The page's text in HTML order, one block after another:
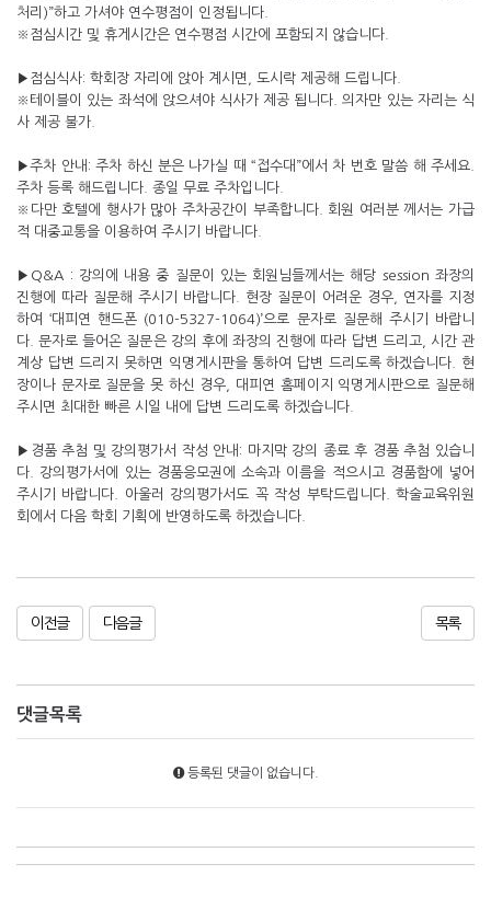
처리)”하고 가셔야 연수평점이 인정됩니다.
※점심시간 및 휴게시간은 연수평점 시간에 포함되지 않습니다.
▶점심식사: 학회장 자리에 앉아 계시면, 도시락 제공해 드립니다.
※테이블이 있는 좌석에 앉으셔야 식사가 제공 됩니다. 의자만 있는 자리는 식
사 제공 불가.
▶주차 안내: 주차 하신 분은 나가실 때 “접수대”에서 차 번호 말씀 해 주세요.
주차 등록 해드립니다. 종일 무료 주차입니다.
※다만 호텔에 행사가 많아 주차공간이 부족합니다. 회원 여러분 께서는 가급
적 대중교통을 이용하여 주시기 바랍니다.
▶Q&A : 강의에 내용 중 질문이 있는 회원님들께서는 해당 session 좌장의
진행에 따라 질문해 주시기 바랍니다. 현장 질문이 어려운 경우, 연자를 지정
하여 ‘대피연 핸드폰 (010-5327-1064)’으로 문자로 질문해 주시기 바랍니
다. 문자로 들어온 질문은 강의 후에 좌장의 진행에 따라 답변 드리고, 시간 관
계상 답변 드리지 못하면 익명게시판을 통하여 답변 드리도록 하겠습니다. 현
장이나 문자로 질문을 못 하신 경우, 대피연 홈페이지 익명게시판으로 질문해
주시면 최대한 빠른 시일 내에 답변 드리도록 하겠습니다.
▶경품 추첨 및 강의평가서 작성 안내: 마지막 강의 종료 후 경품 추첨 있습니
다. 강의평가서에 있는 경품응모권에 소속과 이름을 적으시고 경품함에 넣어
주시기 바랍니다. 아울러 강의평가서도 꼭 작성 부탁드립니다. 학술교육위원
회에서 다음 학회 기획에 반영하도록 하겠습니다.
이전글 다음글 목록
댓글목록
등록된 댓글이 없습니다.